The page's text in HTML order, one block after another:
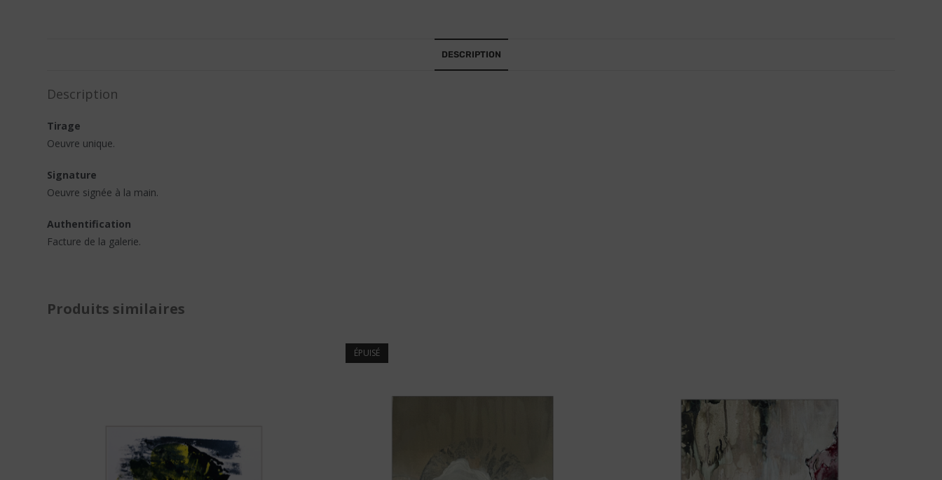
DESCRIPTION
Description
Tirage
Oeuvre unique.
Signature
Oeuvre signée à la main.
Authentification
Facture de la galerie.
Produits similaires
ÉPUISÉ